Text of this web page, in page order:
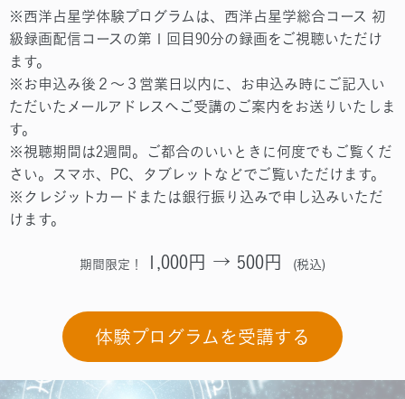
※西洋占星学体験プログラムは、西洋占星学総合コース 初
級録画配信コースの第１回目90分の録画をご視聴いただけ
ます。
※お申込み後２～３営業日以内に、お申込み時にご記入い
ただいたメールアドレスへご受講のご案内をお送りいたしま
す。
※視聴期間は2週間。ご都合のいいときに何度でもご覧くだ
さい。スマホ、PC、タブレットなどでご覧いただけます。
※クレジットカードまたは銀行振り込みで申し込みいただ
けます。
期間限定！ 1,000円 → 500円 (税込)
体験プログラムを受講する